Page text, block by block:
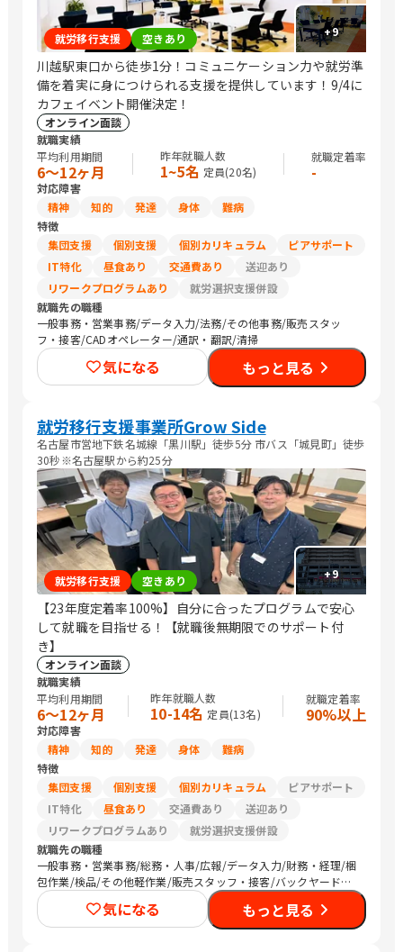
+9
就労移行支援 空きあり
川越駅東口から徒歩1分！コミュニケーション力や就労準
備を着実に身につけられる支援を提供しています！9/4に
カフェイベント開催決定！
オンライン面談
就職実績
平均利用期間
6〜12ヶ月
昨年就職人数
1~5名 定員(20名)
就職定着率
-
対応障害
精神
知的 発達 身体
難病
特徴
集団支援
個別支援 個別カリキュラム
ピアサポート
IT特化
昼食あり 交通費あり
送迎あり
リワークプログラムあり
就労選択支援併設
就職先の職種
一般事務・営業事務/データ入力/法務/その他事務/販売スタッ
フ・接客/CADオペレーター/通訳・翻訳/清掃
気になる もっと見る
就労移行支援事業所Grow Side
名古屋市営地下鉄名城線「黒川駅」徒歩5分 市バス「城見町」徒歩
30秒※名古屋駅から約25分
+9
就労移行支援 空きあり
【23年度定着率100%】自分に合ったプログラムで安心
して就職を目指せる！【就職後無期限でのサポート付
き】
オンライン面談
就職実績
平均利用期間
6〜12ヶ月
昨年就職人数
10-14名 定員(13名)
就職定着率
90%以上
対応障害
精神
知的 発達 身体
難病
特徴
集団支援
個別支援 個別カリキュラム
ピアサポート
IT特化
昼食あり 交通費あり
送迎あり
リワークプログラムあり
就労選択支援併設
就職先の職種
一般事務・営業事務/総務・人事/広報/データ入力/財務・経理/梱
包作業/検品/その他軽作業/販売スタッフ・接客/バックヤード・
商品管理/メディア関連/医療関連職/清掃/その他
気になる もっと見る